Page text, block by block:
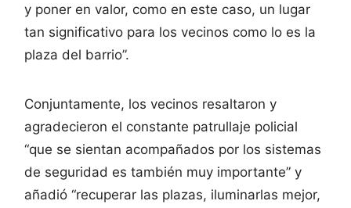
y poner en valor, como en este caso, un lugar
tan significativo para los vecinos como lo es la
plaza del barrio”.
Conjuntamente, los vecinos resaltaron y
agradecieron el constante patrullaje policial
“que se sientan acompañados por los sistemas
de seguridad es también muy importante” y
añadió “recuperar las plazas, iluminarlas mejor,